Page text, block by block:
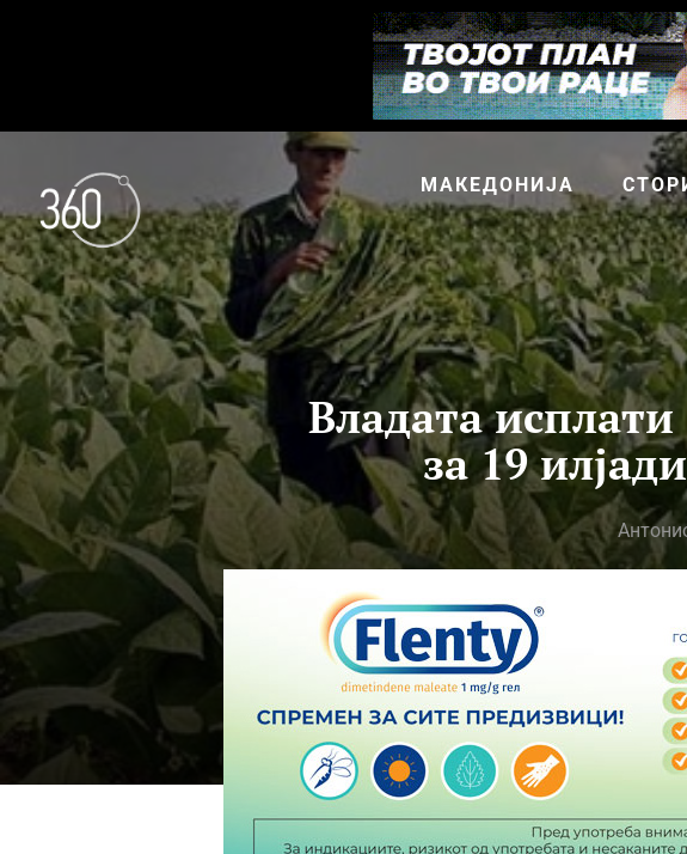
МАКЕДОНИЈА
Владата
за 19